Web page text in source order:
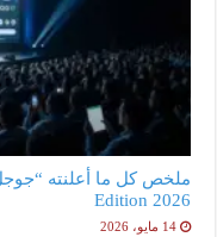
Edition 2026
14 مايو، 2026